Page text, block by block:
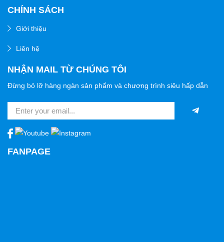
CHÍNH SÁCH
Giới thiệu
Liên hệ
NHẬN MAIL TỪ CHÚNG TÔI
Đừng bỏ lỡ hàng ngàn sản phẩm và chương trình siêu hấp dẫn
FANPAGE